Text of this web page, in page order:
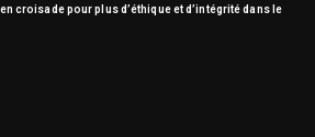
croisade pour plus d’éthique et d’intégrité dans le